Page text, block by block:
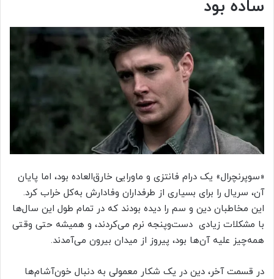
ساده بود
«سوپرنچرال» یک درام فانتزی و ماورایی خارق‌العاده بود، اما پایان
آن، سریال را برای بسیاری از طرفداران وفادارش به‌کل خراب کرد.
این مخاطبان دین و سم را دیده بودند که در تمام طول این سال‌ها
با مشکلات زیادی دست‌وپنجه نرم می‌کردند، و همیشه حتی وقتی
همه‌چیز علیه آن‌ها بود، پیروز از میدان بیرون می‌آمدند.
در قسمت آخر، دین در یک شکار معمولی به دنبال خون‌آشام‌ها